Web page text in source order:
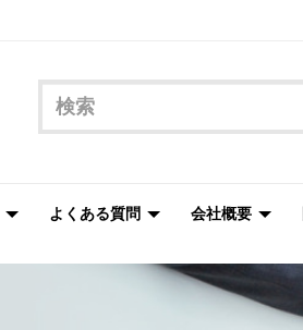
よくある質問 会社概要